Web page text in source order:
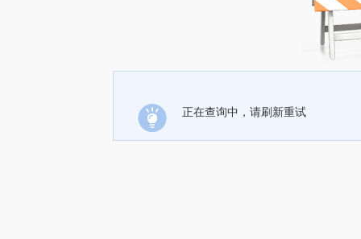
正在查询中，请刷新重试